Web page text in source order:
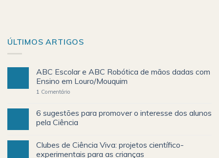
ÚLTIMOS ARTIGOS
ABC Escolar e ABC Robótica de mãos dadas com
Ensino em Louro/Mouquim
1 Comentário
6 sugestões para promover o interesse dos alunos
pela Ciência
Clubes de Ciência Viva: projetos científico-
experimentais para as crianças